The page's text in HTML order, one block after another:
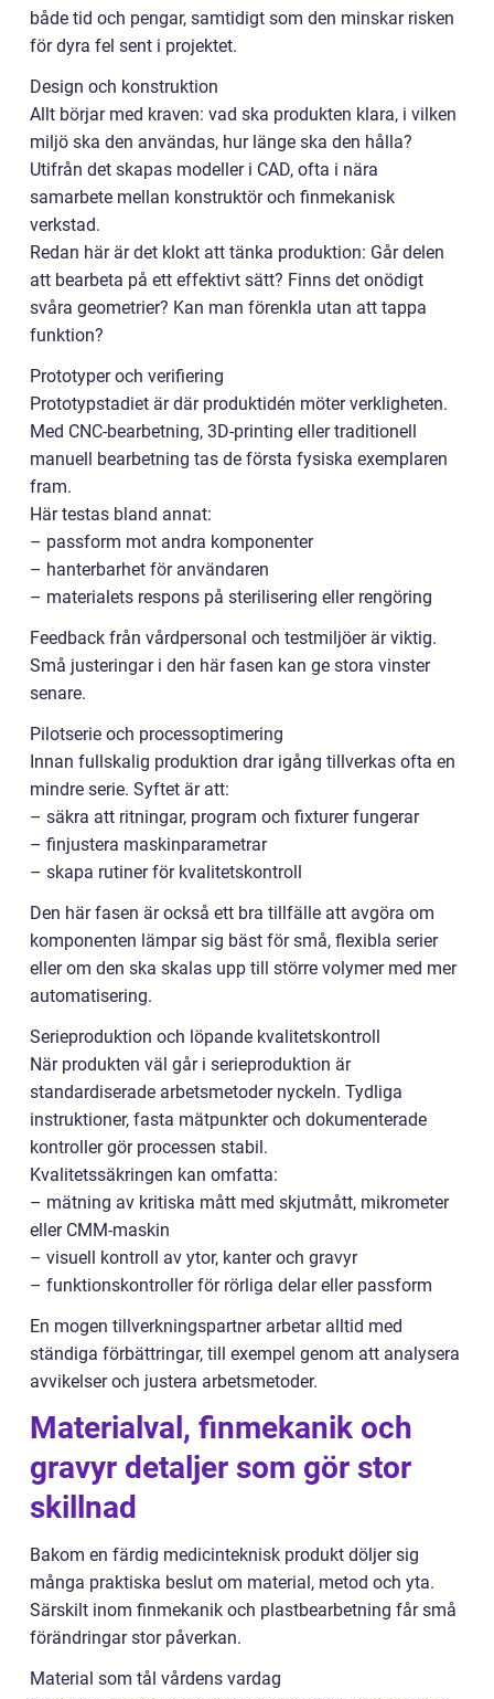
både tid och pengar, samtidigt som den minskar risken
för dyra fel sent i projektet.
Design och konstruktion
Allt börjar med kraven: vad ska produkten klara, i vilken
miljö ska den användas, hur länge ska den hålla?
Utifrån det skapas modeller i CAD, ofta i nära
samarbete mellan konstruktör och finmekanisk
verkstad.
Redan här är det klokt att tänka produktion: Går delen
att bearbeta på ett effektivt sätt? Finns det onödigt
svåra geometrier? Kan man förenkla utan att tappa
funktion?
Prototyper och verifiering
Prototypstadiet är där produktidén möter verkligheten.
Med CNC-bearbetning, 3D-printing eller traditionell
manuell bearbetning tas de första fysiska exemplaren
fram.
Här testas bland annat:
– passform mot andra komponenter
– hanterbarhet för användaren
– materialets respons på sterilisering eller rengöring
Feedback från vårdpersonal och testmiljöer är viktig.
Små justeringar i den här fasen kan ge stora vinster
senare.
Pilotserie och processoptimering
Innan fullskalig produktion drar igång tillverkas ofta en
mindre serie. Syftet är att:
– säkra att ritningar, program och fixturer fungerar
– finjustera maskinparametrar
– skapa rutiner för kvalitetskontroll
Den här fasen är också ett bra tillfälle att avgöra om
komponenten lämpar sig bäst för små, flexibla serier
eller om den ska skalas upp till större volymer med mer
automatisering.
Serieproduktion och löpande kvalitetskontroll
När produkten väl går i serieproduktion är
standardiserade arbetsmetoder nyckeln. Tydliga
instruktioner, fasta mätpunkter och dokumenterade
kontroller gör processen stabil.
Kvalitetssäkringen kan omfatta:
– mätning av kritiska mått med skjutmått, mikrometer
eller CMM-maskin
– visuell kontroll av ytor, kanter och gravyr
– funktionskontroller för rörliga delar eller passform
En mogen tillverkningspartner arbetar alltid med
ständiga förbättringar, till exempel genom att analysera
avvikelser och justera arbetsmetoder.
Materialval, finmekanik och
gravyr detaljer som gör stor
skillnad
Bakom en färdig medicinteknisk produkt döljer sig
många praktiska beslut om material, metod och yta.
Särskilt inom finmekanik och plastbearbetning får små
förändringar stor påverkan.
Material som tål vårdens vardag